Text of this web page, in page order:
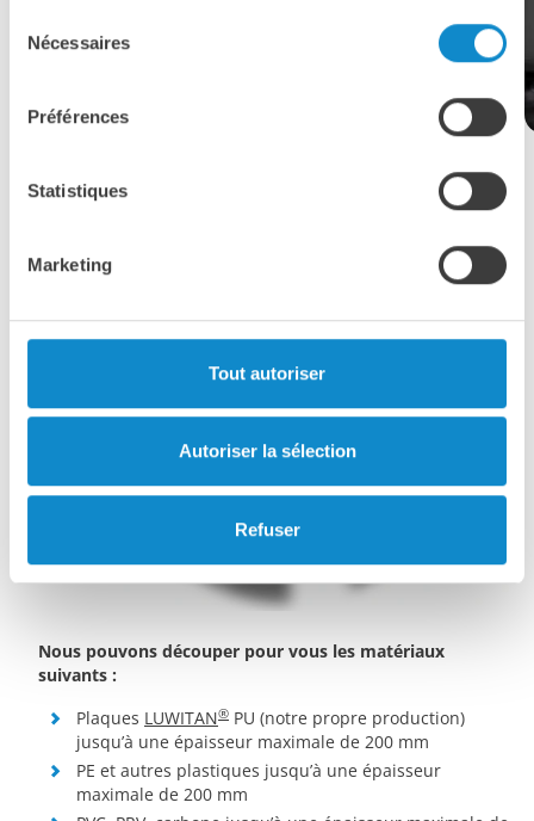
Nécessaires
Préférences
Statistiques
Marketing
Tout autoriser
Autoriser la sélection
Refuser
Nous pouvons découper pour vous les matériaux
suivants :
Plaques LUWITAN® PU (notre propre production)
jusqu’à une épaisseur maximale de 200 mm
PE et autres plastiques jusqu’à une épaisseur
maximale de 200 mm